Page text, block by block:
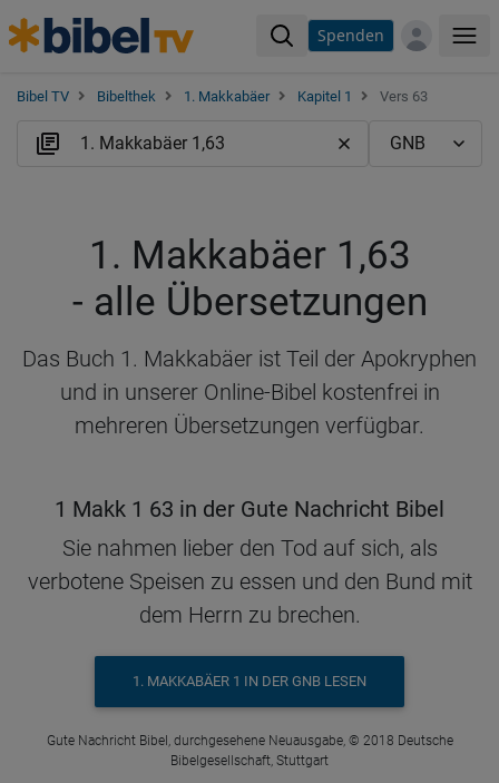
Spenden
Bibel TV Bibelthek 1. Makkabäer Kapitel 1 Vers 63
1. Makkabäer 1,63
- alle Übersetzungen
Das Buch 1. Makkabäer ist Teil der Apokryphen
und in unserer Online-Bibel kostenfrei in
mehreren Übersetzungen verfügbar.
1 Makk 1 63 in der Gute Nachricht Bibel
Sie nahmen lieber den Tod auf sich, als
verbotene Speisen zu essen und den Bund mit
dem Herrn zu brechen.
1. MAKKABÄER 1 IN DER GNB LESEN
Gute Nachricht Bibel, durchgesehene Neuausgabe, © 2018 Deutsche
Bibelgesellschaft, Stuttgart